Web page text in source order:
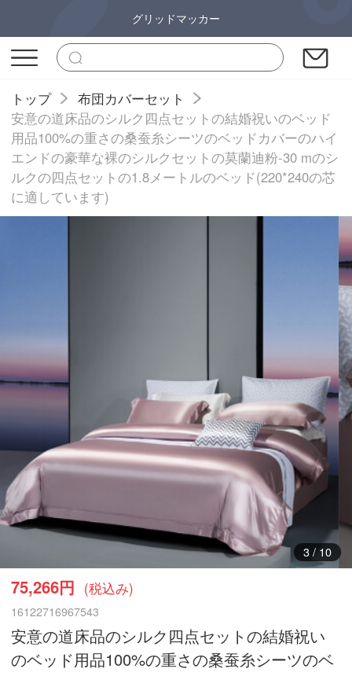
グリッドマッカー
トップ
布団カバーセット
安意の道床品のシルク四点セットの結婚祝いのベッド
用品100%の重さの桑蚕糸シーツのベッドカバーのハイ
エンドの豪華な裸のシルクセットの莫蘭迪粉-30 mのシ
ルクの四点セットの1.8メートルのベッド(220*240の芯
に適しています)
3/ 10
75,266円 (税込み)
16122716967543
安意の道床品のシルク四点セットの結婚祝い
のベッド用品100%の重さの桑蚕糸シーツのベ